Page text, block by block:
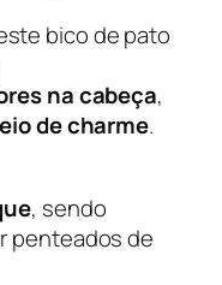
bico de pato
na cabeça,
de charme.
, sendo
penteados de